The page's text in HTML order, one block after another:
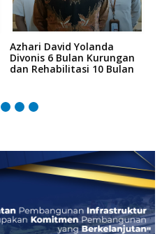
Azhari David Yolanda
Divonis 6 Bulan Kurungan
dan Rehabilitasi 10 Bulan